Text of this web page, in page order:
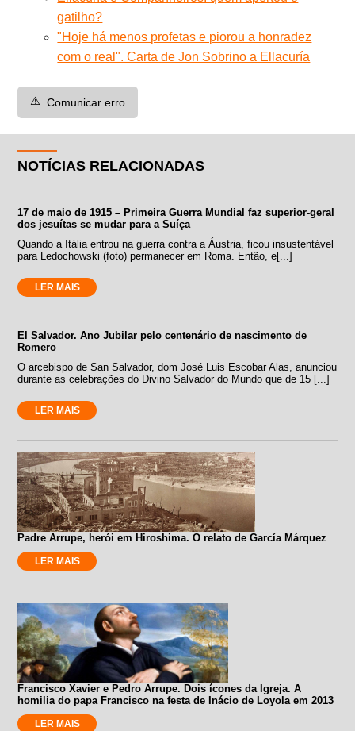
gatilho?
"Hoje há menos profetas e piorou a honradez
com o real". Carta de Jon Sobrino a Ellacuría
⚠️ Comunicar erro
NOTÍCIAS RELACIONADAS
17 de maio de 1915 – Primeira Guerra Mundial faz superior-geral
dos jesuítas se mudar para a Suíça
Quando a Itália entrou na guerra contra a Áustria, ficou insustentável
para Ledochowski (foto) permanecer em Roma. Então, e[...]
LER MAIS
El Salvador. Ano Jubilar pelo centenário de nascimento de
Romero
O arcebispo de San Salvador, dom José Luis Escobar Alas, anunciou
durante as celebrações do Divino Salvador do Mundo que de 15 [...]
LER MAIS
Padre Arrupe, herói em Hiroshima. O relato de García Márquez
LER MAIS
Francisco Xavier e Pedro Arrupe. Dois ícones da Igreja. A
homilia do papa Francisco na festa de Inácio de Loyola em 2013
LER MAIS